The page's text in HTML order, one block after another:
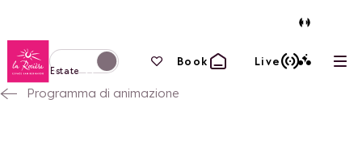
Torna alla home page
Passa alla modalità invernale
Estate
I tuoi preferiti
Book Live
Programma di animazione